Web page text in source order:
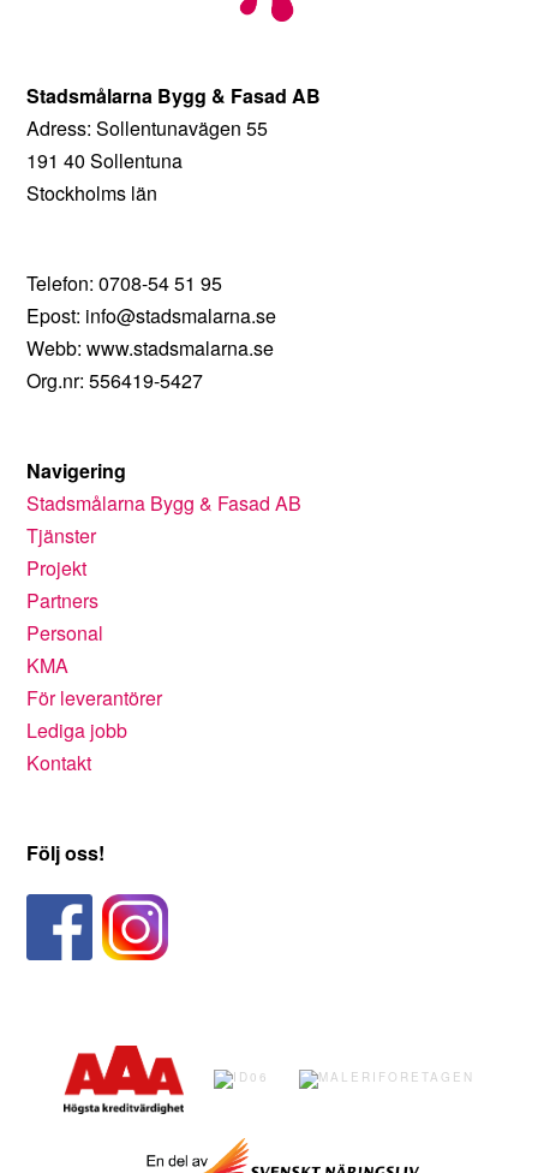
Stadsmålarna Bygg & Fasad AB
Adress: Sollentunavägen 55
191 40 Sollentuna
Stockholms län
Telefon: 0708-54 51 95
Epost: info@stadsmalarna.se
Webb: www.stadsmalarna.se
Org.nr: 556419-5427
Navigering
Stadsmålarna Bygg & Fasad AB
Tjänster
Projekt
Partners
Personal
KMA
För leverantörer
Lediga jobb
Kontakt
Följ oss!